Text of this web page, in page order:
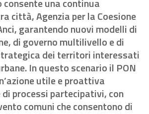
una continua
città, Agenzia per la Coesione
garantendo nuovi modelli di
di governo multilivello e di
dei territori interessati
In questo scenario il PON
utile e proattiva
processi partecipativi, con
comuni che consentono di